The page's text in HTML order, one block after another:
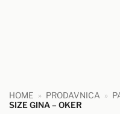
HOME » PRODAVNICA »
SIZE GINA – OKER